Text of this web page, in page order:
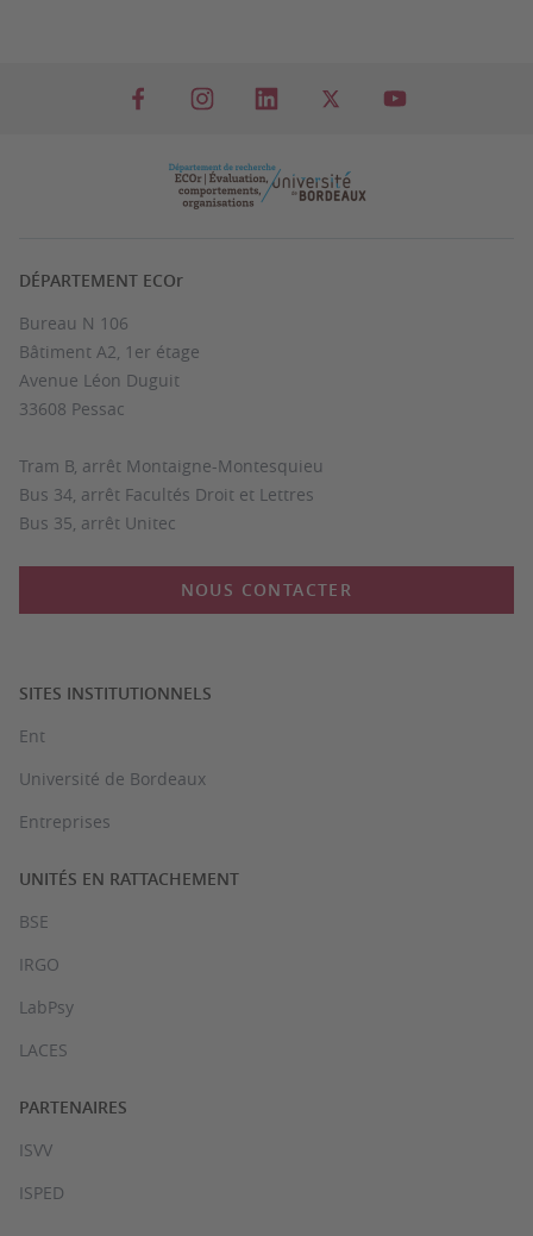
DÉPARTEMENT ECOr
Bureau N 106
Bâtiment A2, 1er étage
Avenue Léon Duguit
33608 Pessac
Tram B, arrêt Montaigne-Montesquieu
Bus 34, arrêt Facultés Droit et Lettres
Bus 35, arrêt Unitec
NOUS CONTACTER
SITES INSTITUTIONNELS
Ent
Université de Bordeaux
Entreprises
UNITÉS EN RATTACHEMENT
BSE
IRGO
LabPsy
LACES
PARTENAIRES
ISVV
ISPED